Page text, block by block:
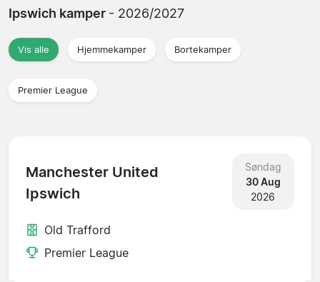
Ipswich kamper - 2026/2027
Vis alle Hjemmekamper Bortekamper
Premier League
Manchester United
Ipswich
Søndag
30 Aug
2026
Old Trafford
Premier League